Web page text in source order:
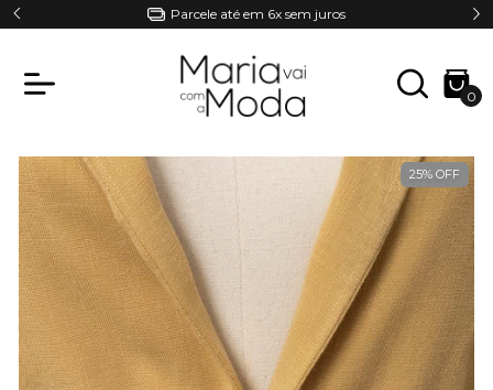
Parcele até em 6x sem juros
0
25% OFF